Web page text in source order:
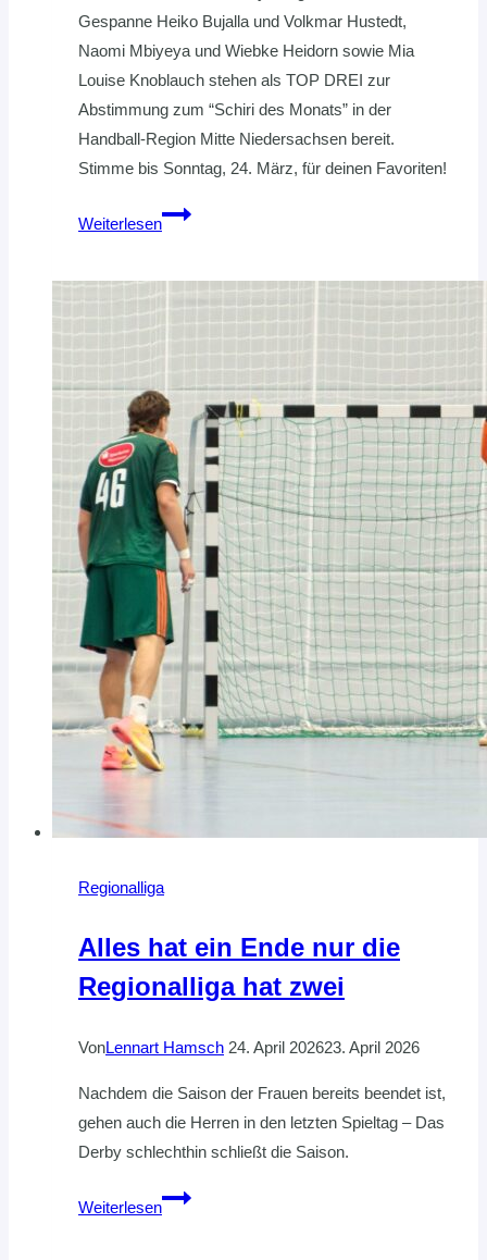
Gespanne Heiko Bujalla und Volkmar Hustedt,
Naomi Mbiyeya und Wiebke Heidorn sowie Mia
Louise Knoblauch stehen als TOP DREI zur
Abstimmung zum “Schiri des Monats” in der
Handball-Region Mitte Niedersachsen bereit.
Stimme bis Sonntag, 24. März, für deinen Favoriten!
Weiterlesen
Die
Bujalla/Hustedt,
Knoblauch
stehen
zur
Abstimmung
Regionalliga
Alles hat ein Ende nur die
Regionalliga hat zwei
VonLennart Hamsch 24. April 202623. April 2026
Nachdem die Saison der Frauen bereits beendet ist,
gehen auch die Herren in den letzten Spieltag – Das
Derby schlechthin schließt die Saison.
Weiterlesen
Alles